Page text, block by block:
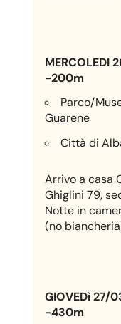
MERCOLEDI
-200m
Parco/
Guarene
Città di
Arrivo a casa
Ghiglini 79,
Notte in
(no
GIOVEDì 27/
-430m